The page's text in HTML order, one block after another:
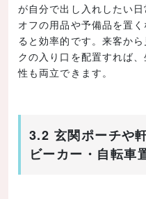
が自分で出し入れしたい
オフの用品や予備品を置
ると効率的です。来客か
クの入り口を配置すれば
性も両立できます。
3.2 玄関ポーチや
ビーカー・自転車